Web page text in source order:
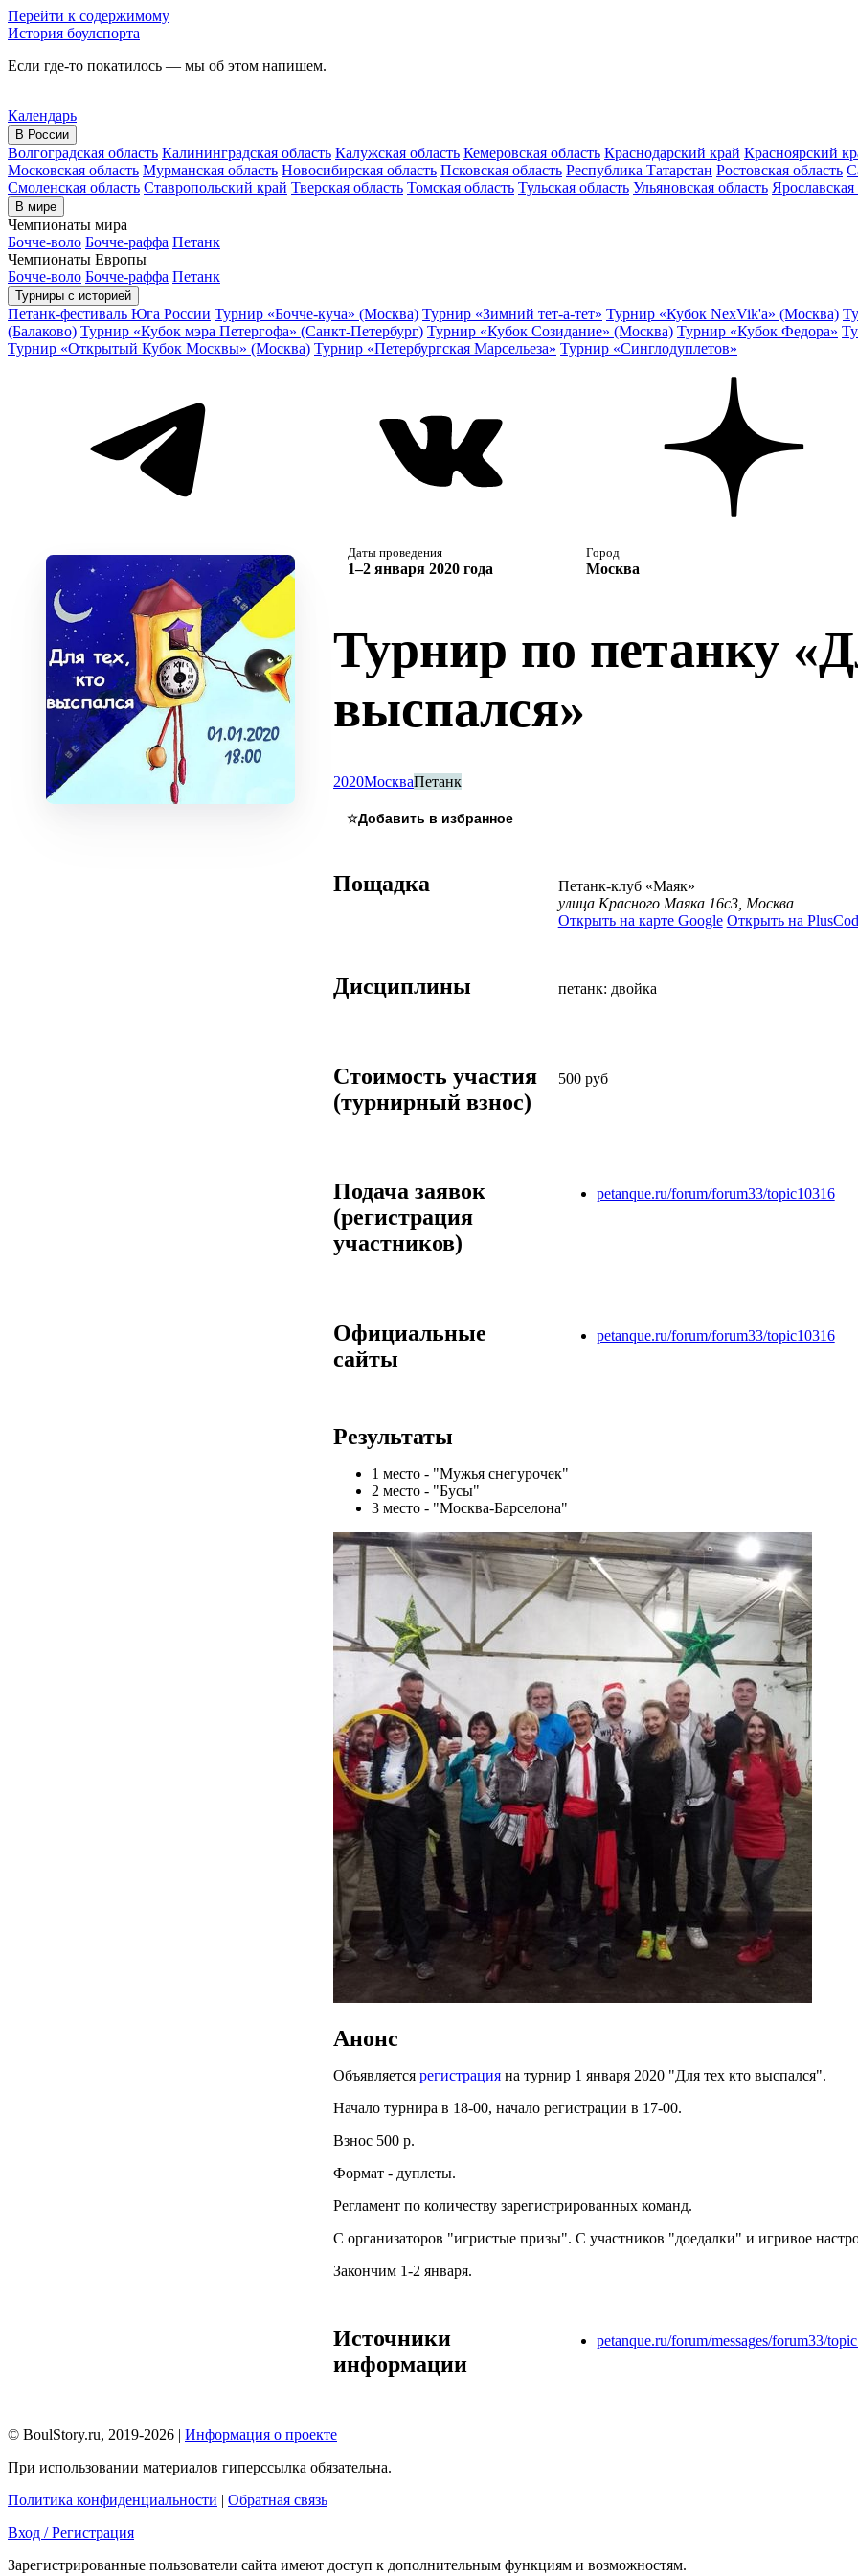
Перейти к содержимому
История боулспорта
Если где-то покатилось — мы об этом напишем.
Календарь
В России
Волгоградская область Калининградская область Калужская область Кемеровская область Краснодарский край Красноярский
Московская область Мурманская область Новосибирская область Псковская область Республика Татарстан Ростовская область
Смоленская область Ставропольский край Тверская область Томская область Тульская область Ульяновская область Ярославская
В мире
Чемпионаты мира
Бочче-воло Бочче-раффа Петанк
Чемпионаты Европы
Бочче-воло Бочче-раффа Петанк
Турниры с историей
Петанк-фестиваль Юга России Турнир «Бочче-куча» (Москва) Турнир «Зимний тет-а-тет» Турнир «Кубок NexVik'a» (Москва)
(Балаково) Турнир «Кубок мэра Петергофа» (Санкт-Петербург) Турнир «Кубок Созидание» (Москва) Турнир «Кубок Федора»
Турнир «Открытый Кубок Москвы» (Москва) Турнир «Петербургская Марсельеза» Турнир «Синглодуплетов»
Даты проведения
1–2 января 2020 года
Город
Москва
Турнир по петанку
выспался»
2020МоскваПетанк
☆
Пощадка
Петанк-клуб «Маяк»
улица Красного Маяка 16с3, Москва
Открыть на карте Google Открыть на
Дисциплины петанк: двойка
Стоимость участия
(турнирный взнос)
500 руб
Подача заявок
(регистрация
участников)
petanque.ru/forum/forum33/topic10316
Официальные
сайты
petanque.ru/forum/forum33/topic10316
Результаты
1 место - "Мужья снегурочек"
2 место - "Бусы"
3 место - "Москва-Барселона"
Анонс
Объявляется регистрация на турнир 1 января 2020 "Для тех кто выспался".
Начало турнира в 18-00, начало регистрации в 17-00.
Взнос 500 р.
Формат - дуплеты.
Регламент по количеству зарегистрированных команд.
С организаторов "игристые призы". С участников "доедалки" и игривое
Закончим 1-2 января.
Источники
информации
petanque.ru/forum/messages/forum33/
© BoulStory.ru, 2019-2026 | Информация о проекте
При использовании материалов гиперссылка обязательна.
Политика конфиденциальности | Обратная связь
Вход / Регистрация
Зарегистрированные пользователи сайта имеют доступ к дополнительным функциям и возможностям.